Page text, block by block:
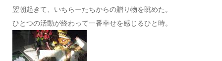
翌朝起きて、いちらーたちからの贈り物を眺めた。
ひとつの活動が終わって一番幸せを感じるひと時。